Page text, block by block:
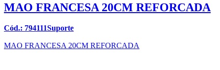
MAO FRANCESA 20CM REFORCADA
Cód.: 794111Suporte
MAO FRANCESA 20CM REFORCADA